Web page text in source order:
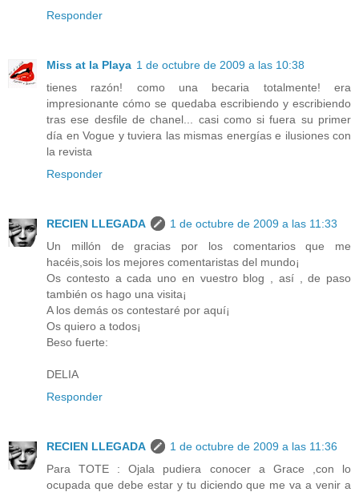
Responder
Miss at la Playa 1 de octubre de 2009 a las 10:38
tienes razón! como una becaria totalmente! era
impresionante cómo se quedaba escribiendo y escribiendo
tras ese desfile de chanel... casi como si fuera su primer
día en Vogue y tuviera las mismas energías e ilusiones con
la revista
Responder
RECIEN LLEGADA
1 de octubre de 2009 a las 11:33
Un millón de gracias por los comentarios que me
hacéis,sois los mejores comentaristas del mundo¡
Os contesto a cada uno en vuestro blog , así , de paso
también os hago una visita¡
A los demás os contestaré por aquí¡
Os quiero a todos¡
Beso fuerte:
DELIA
Responder
RECIEN LLEGADA
1 de octubre de 2009 a las 11:36
Para TOTE : Ojala pudiera conocer a Grace ,con lo
ocupada que debe estar y tu diciendo que me va a venir a